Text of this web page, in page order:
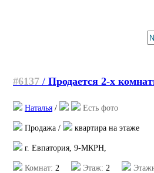
#6137 / Продается 2-х
Наталья / Есть фото
Продажа / квартира на этаже
г. Евпатория, 9-МКРН,
Комнат: 2 Этаж: 2